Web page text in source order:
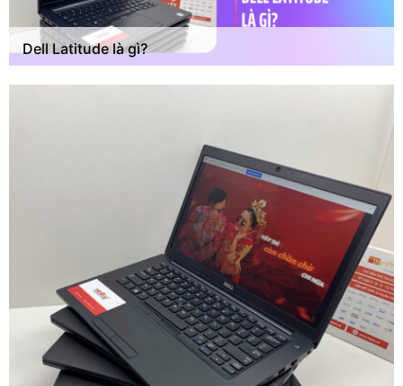
Dell Latitude là gì?